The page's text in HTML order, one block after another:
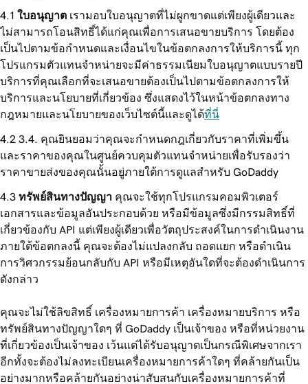
ใบอนุญาต เรามอบใบอนุญาตที่ไม่ผูกขาดแต่เพียงผู้เดียวและ
ไม่สามารถโอนสิทธิ์ได้แก่คุณเพื่อการเสนอขายบริการ โดยต้อง
เป็นไปตามข้อกำหนดและเงื่อนไขในข้อตกลงการให้บริการนี้ ทุก
โปรแกรมตัวแทนจำหน่ายจะมีค่าธรรมเนียมใบอนุญาตแบบรายปี
บริการที่คุณเลือกที่จะเสนอขายต้องเป็นไปตามข้อตกลงการให้
บริการและนโยบายที่เกี่ยวข้อง ซึ่งแสดงไว้ในหน้าข้อตกลงทาง
กฎหมายและนโยบายของเว็บไซต์นี้และดูได้ที่นี่
3.4. คุณยินยอมว่าคุณจะกำหนดกฎเกี่ยวกับราคาที่เพิ่มขึ้น
และราคาของคุณในศูนย์ควบคุมตัวแทนจำหน่ายเพื่อรับรองว่า
ราคาขายส่งของคุณนั้นอยู่ภายใต้การดูแลสำหรับ GoDaddy
ทรัพย์สินทางปัญญา คุณจะใช้ทุกโปรแกรมคอมพิวเตอร์
เอกสารและข้อมูลอันประกอบด้วย หรือมีข้อมูลซึ่งมีกรรมสิทธิ์ที่
เกี่ยวข้องกับ API แต่เพียงผู้เดียวเพื่อวัตถุประสงค์ในการดำเนินงาน
ภายใต้ข้อตกลงนี้ คุณจะต้องไม่แปลงกลับ ถอดแยก หรือดำเนิน
การวิศวกรรมย้อนกลับกับ API หรือมีเหตุอันใดที่จะต้องดำเนินการ
ดังกล่าว
คุณจะไม่ใช้ลิขสิทธิ์ เครื่องหมายการค้า เครื่องหมายบริการ หรือ
ทรัพย์สินทางปัญญาใดๆ ที่ GoDaddy เป็นเจ้าของ หรือที่หน่วยงาน
ที่เกี่ยวข้องเป็นเจ้าของ เว้นแต่ได้รับอนุญาตเป็นกรณีพิเศษจากเรา
อีกทั้งจะต้องไม่ลงทะเบียนเครื่องหมายการค้าใดๆ ที่คล้ายกันเป็น
อย่างมากหรือคล้ายกันอย่างน่าสับสนกับเครื่องหมายการค้าที่